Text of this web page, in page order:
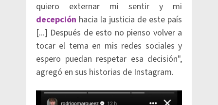
quiero externar mi sentir y mi
decepción hacia la justicia de este país
[...] Después de esto no pienso volver a
tocar el tema en mis redes sociales y
espero puedan respetar esa decisión",
agregó en sus historias de Instagram.